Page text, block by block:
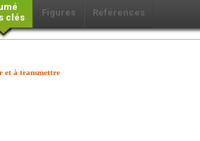
clés
Figures Références
et à transmettre